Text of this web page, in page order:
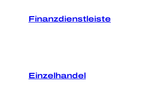
Finanzdienstleiste
Einzelhandel